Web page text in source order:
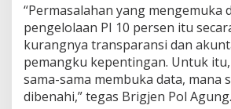
“Permasalahan yang mengemuka
pengelolaan PI 10 persen itu
kurangnya transparansi dan
pemangku kepentingan. Untuk
sama-sama membuka data, mana
dibenahi,” tegas Brigjen Pol Agung.